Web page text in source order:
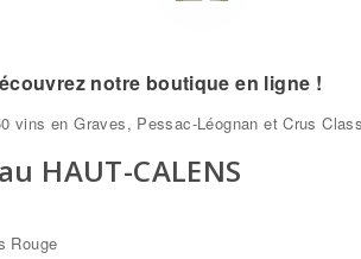
notre boutique en ligne !
vins en Graves, Pessac-Léognan et Crus
HAUT-CALENS
Rouge